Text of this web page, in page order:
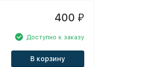
400 ₽
Доступно к заказу
В корзину